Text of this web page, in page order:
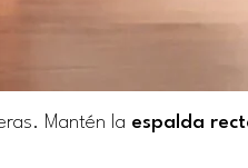
Mantén la espalda